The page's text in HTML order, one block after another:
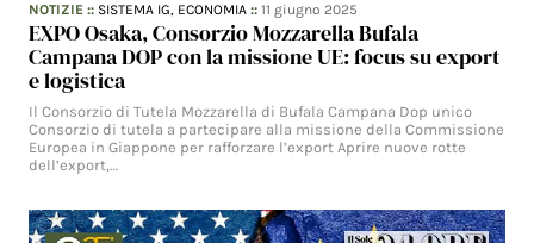
NOTIZIE :: SISTEMA IG, ECONOMIA ::11 giugno 2025
EXPO Osaka, Consorzio Mozzarella Bufala
Campana DOP con la missione UE: focus su export
e logistica
Il Consorzio di Tutela Mozzarella di Bufala Campana Dop unico
Consorzio di tutela a partecipare alla missione della Commissione
Europea in Giappone per rafforzare l’export Aprire nuove rotte
dell’export,…